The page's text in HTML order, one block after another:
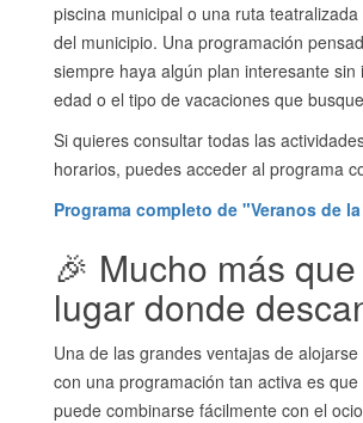
piscina municipal o una ruta
del municipio. Una programación
siempre haya algún plan interesante sin
edad o el tipo de vacaciones que
Si quieres consultar todas las
horarios, puedes acceder al programa
Programa completo de "Veranos de
🎉 Mucho más
lugar donde
Una de las grandes ventajas de
con una programación tan activa es que
puede combinarse fácilmente con el